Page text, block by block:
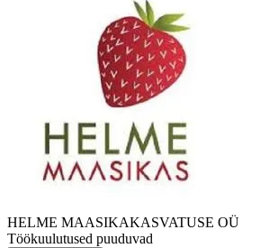
HELME MAASIKAKASVATUSE OÜ
Töökuulutused puuduvad